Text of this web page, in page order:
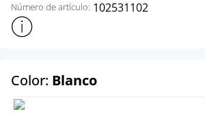
Número de artículo: 102531102
Mostrar más información sobre el producto
Color: Blancoselect